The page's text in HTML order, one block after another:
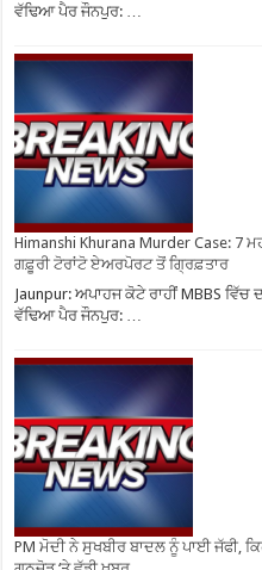
ਵੱਢਿਆ ਪੈਰ ਜੌਨਪੁਰ: …
Himanshi Khurana Murder Case:
ਗਫ਼ੂਰੀ ਟੋਰਾਂਟੋ ਏਅਰਪੋਰਟ ਤੋਂ ਗ੍ਰਿਫ਼ਤਾਰ
Jaunpur: ਅਪਾਹਜ ਕੋਟੇ ਰਾਹੀਂ MBBS
ਵੱਢਿਆ ਪੈਰ ਜੌਨਪੁਰ: …
PM ਮੋਦੀ ਨੇ ਸੁਖਬੀਰ ਬਾਦਲ ਨੂੰ ਪਾਈ ਜੱਫੀ,